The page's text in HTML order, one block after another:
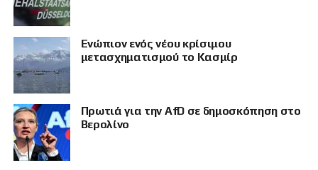
Eνώπιον ενός νέου κρίσιμου
μετασχηματισμού το Κασμίρ
Πρωτιά για την AfD σε δημοσκόπηση στο
Βερολίνο